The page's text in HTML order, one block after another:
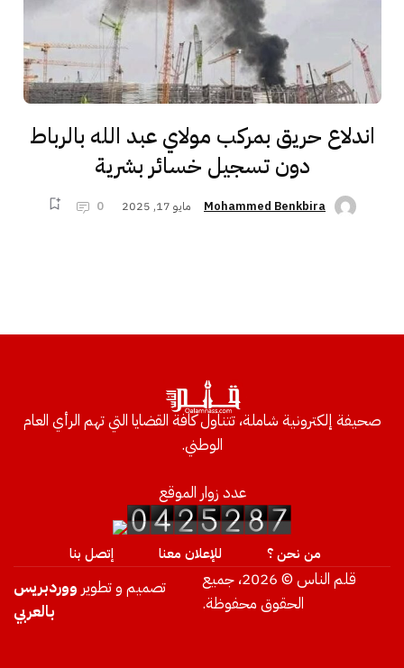
اندلاع حريق بمركب مولاي عبد الله بالرباط
دون تسجيل خسائر بشرية
Mohammed Benkbira مايو 17, 2025 0
صحيفة إلكترونية شاملة، تتناول كافة القضايا التي تهم الرأي العام
الوطني.
عدد زوار الموقع
من نحن ؟ للإعلان معنا إتصل بنا
قلم الناس © 2026، جميع
الحقوق محفوظة.
تصميم و تطوير ووردبريس
بالعربي